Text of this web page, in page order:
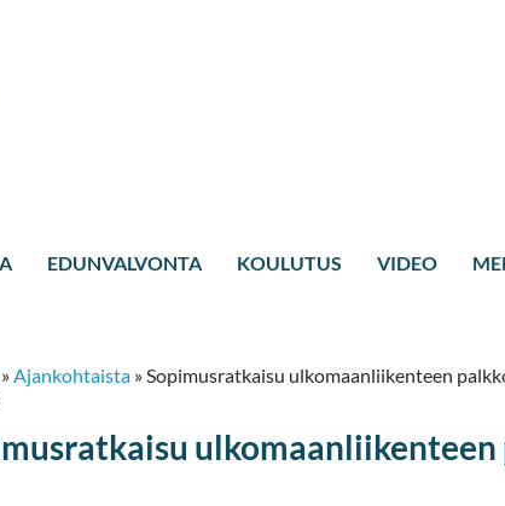
EDUNVALVONTA KOULUTUS VIDEO
»Ajankohtaista »Sopimusratkaisu ulkomaanliikenteen